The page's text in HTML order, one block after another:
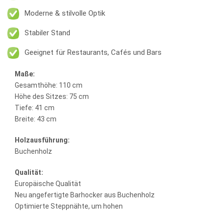
Moderne & stilvolle Optik
Stabiler Stand
Geeignet für Restaurants, Cafés und Bars
Maße:
Gesamthöhe: 110 cm
Höhe des Sitzes: 75 cm
Tiefe: 41 cm
Breite: 43 cm
Holzausführung:
Buchenholz
Qualität:
Europäische Qualität
Neu angefertigte Barhocker aus Buchenholz
Optimierte Steppnähte, um hohen